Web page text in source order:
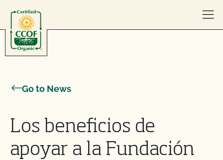
Go to News
Los beneficios de
apoyar a la Fundación